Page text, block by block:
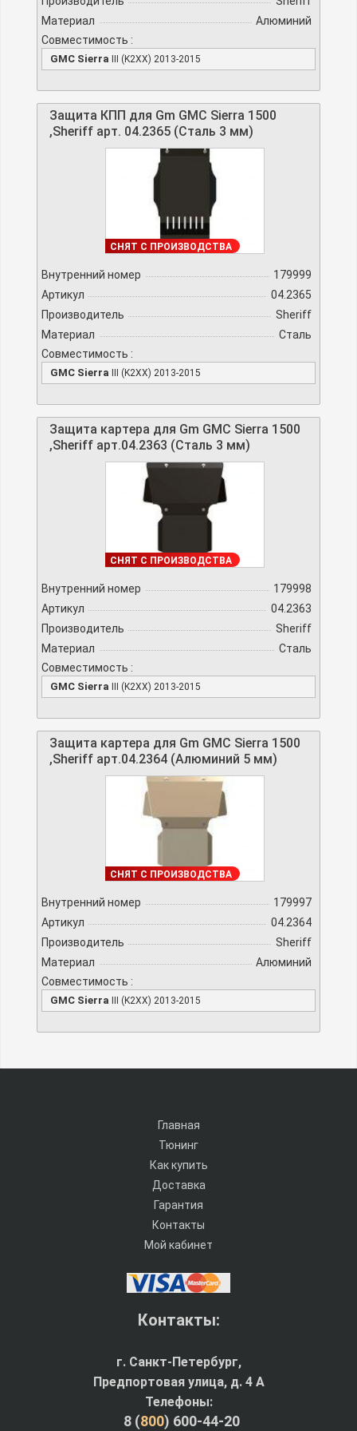
Материал
Алюминий
Совместимость :
GMC Sierra III (K2XX) 2013-2015
Защита КПП для Gm GMC Sierra 1500
,Sheriff арт. 04.2365 (Сталь 3 мм)
ДОСТУПНО
СНЯТ С ПРОИЗВОДСТВА
Внутренний номер
179999
Артикул
04.2365
Производитель
Sheriff
Материал
Сталь
Совместимость :
GMC Sierra III (K2XX) 2013-2015
Защита картера для Gm GMC Sierra 1500
,Sheriff арт.04.2363 (Сталь 3 мм)
ДОСТУПНО
СНЯТ С ПРОИЗВОДСТВА
Внутренний номер
179998
Артикул
04.2363
Производитель
Sheriff
Материал
Сталь
Совместимость :
GMC Sierra III (K2XX) 2013-2015
Защита картера для Gm GMC Sierra 1500
,Sheriff арт.04.2364 (Алюминий 5 мм)
ДОСТУПНО
СНЯТ С ПРОИЗВОДСТВА
Внутренний номер
179997
Артикул
04.2364
Производитель
Sheriff
Материал
Алюминий
Совместимость :
GMC Sierra III (K2XX) 2013-2015
Главная
Тюнинг
Как купить
Доставка
Гарантия
Контакты
Мой кабинет
Контакты:
г. Санкт-Петербург,
Предпортовая улица, д. 4 A
Телефоны:
8 (800) 600-44-20